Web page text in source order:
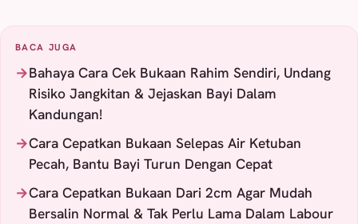
BACA JUGA
Bahaya Cara Cek Bukaan Rahim Sendiri, Undang
Risiko Jangkitan & Jejaskan Bayi Dalam
Kandungan!
Cara Cepatkan Bukaan Selepas Air Ketuban
Pecah, Bantu Bayi Turun Dengan Cepat
Cara Cepatkan Bukaan Dari 2cm Agar Mudah
Bersalin Normal & Tak Perlu Lama Dalam Labour